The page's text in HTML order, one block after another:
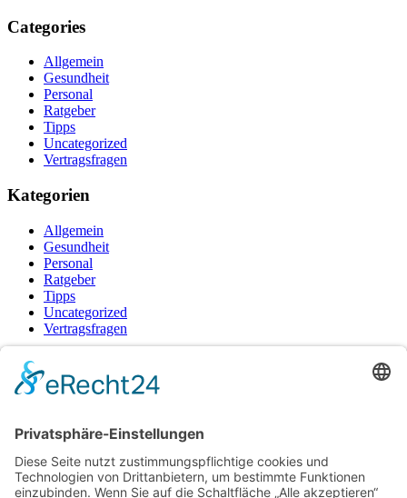
Categories
Allgemein
Gesundheit
Personal
Ratgeber
Tipps
Uncategorized
Vertragsfragen
Kategorien
Allgemein
Gesundheit
Personal
Ratgeber
Tipps
Uncategorized
Vertragsfragen
Neueste Beiträge
Raucherpause gestalten: Vape als Alternative zur Zigarette?
Überraschungen bei Immobilieninvestitionen
Wie Ihr Unternehmen mit cleverer Ressourcenschonung
Betriebskosten spürbar senkt
Warum herkömmliche Methoden an ihre Grenzen stoßen –